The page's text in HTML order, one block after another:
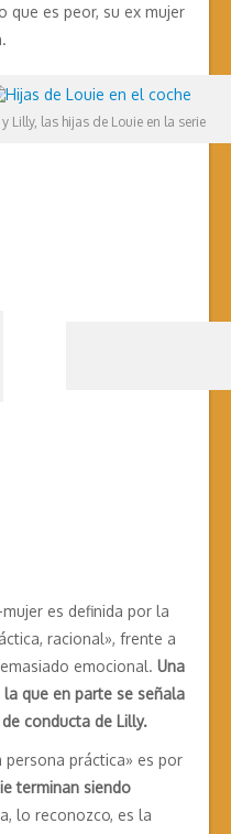
que es peor, su ex mujer
y Lilly, las hijas de Louie en la serie
es definida por la
racional», frente a
emocional. Una
que en parte se señala
conducta de Lilly.
persona práctica» es por
terminan siendo
lo reconozco, es la